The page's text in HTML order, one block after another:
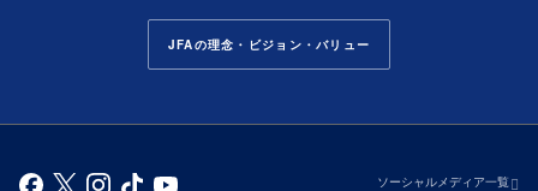
JFAの理念・ビジョン・バリュー
ソーシャルメディア一覧